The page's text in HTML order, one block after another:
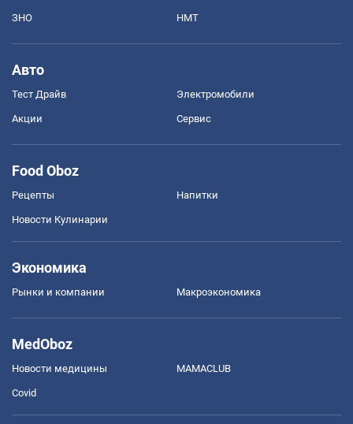
ЗНО НМТ
Авто
Тест Драйв Электромобили
Акции Сервис
Food Oboz
Рецепты Напитки
Новости Кулинарии
Экономика
Рынки и компании Mакроэкономика
MedOboz
Новости медицины MAMACLUB
Covid